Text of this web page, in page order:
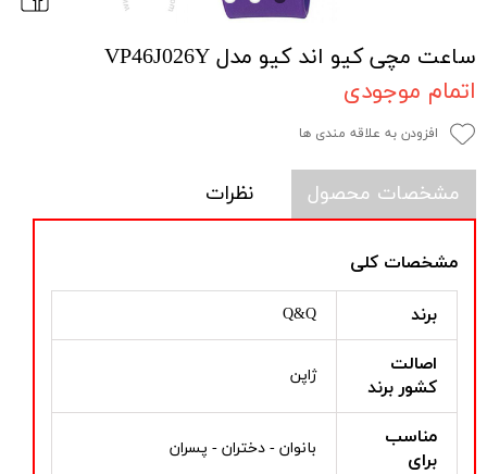
ساعت مچی کیو اند کیو مدل VP46J026Y
اتمام موجودی
افزودن به علاقه مندی ها
مشخصات محصول نظرات
مشخصات کلی
برند Q&Q
اصالت
کشور برند
ژاپن
مناسب
برای
بانوان - دختران - پسران